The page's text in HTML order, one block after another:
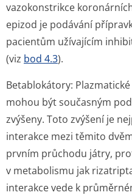
vazokonstrikce
epizod je podávání
pacientům užívajícím
(viz bod 4.3).
Betablokátory:
mohou být současným
zvýšeny. Toto zvýšení je
interakce mezi těmito
prvním průchodu játry,
v metabolismu jak
interakce vede k